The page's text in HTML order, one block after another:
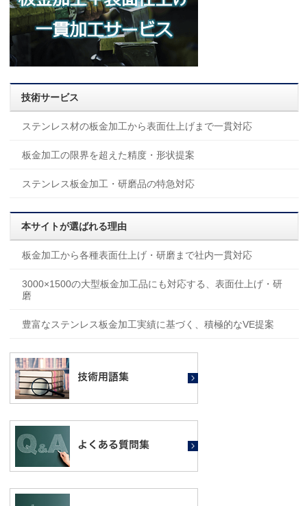
技術サービス
ステンレス材の板金加工から表面仕上げまで一貫対応
板金加工の限界を超えた精度・形状提案
ステンレス板金加工・研磨品の特急対応
本サイトが選ばれる理由
板金加工から各種表面仕上げ・研磨まで社内一貫対応
3000×1500の大型板金加工品にも対応する、表面仕上げ・研
磨
豊富なステンレス板金加工実績に基づく、積極的なVE提案